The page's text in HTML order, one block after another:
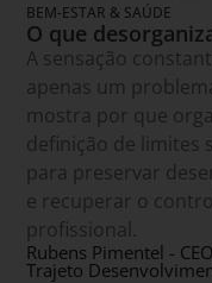
BEM-ESTAR & SAÚDE
O que
A sensação
apenas um
mostra por que
definição de limites
para preservar
e recuperar o
profissional.
Rubens Pimentel -
Trajeto